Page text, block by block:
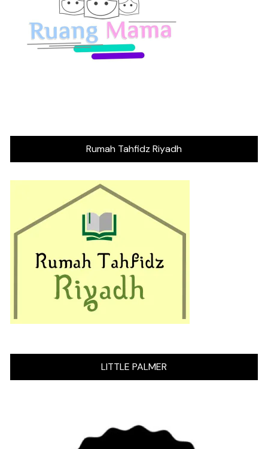
Rumah Tahfidz Riyadh
LITTLE PALMER